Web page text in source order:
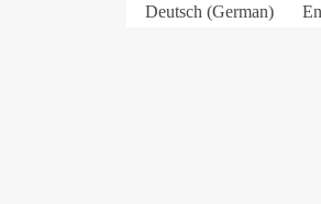
Deutsch (German)